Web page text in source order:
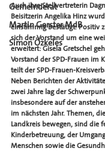
Gemeinderat
Martin Gerster MdB
Simon Özkeles
Auch ihre Stellvertreterin
Beisitzerin Angelika Hinz
einstimmig bestätigt. Positiv
sich der Vorstand um eine
erweitert: Gisela Gretschel
Vorstand der SPD-Frauen im
teilt der SPD-Frauen-
Neben Berichten der
zwei Jahre lag der
insbesondere auf der
im nächsten Jahr. Themen,
Landkreis bewegen, sind die
Kinderbetreuung, der
Menschen sowie die